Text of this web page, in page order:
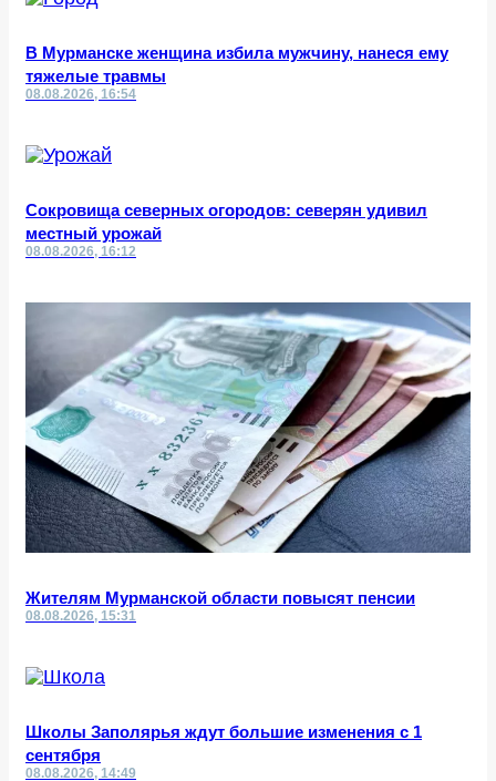
В Мурманске женщина избила мужчину, нанеся ему
тяжелые травмы
08.08.2026, 16:54
Сокровища северных огородов: северян удивил
местный урожай
08.08.2026, 16:12
Жителям Мурманской области повысят пенсии
08.08.2026, 15:31
Школы Заполярья ждут большие изменения с 1
сентября
08.08.2026, 14:49